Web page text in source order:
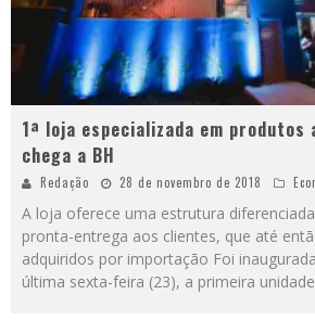
1ª loja especializada em produtos
chega a BH
Redação 28 de novembro de 2018
A loja oferece uma estrutura
pronta-entrega aos clientes, que até
adquiridos por importação Foi
última sexta-feira (23), a primeira